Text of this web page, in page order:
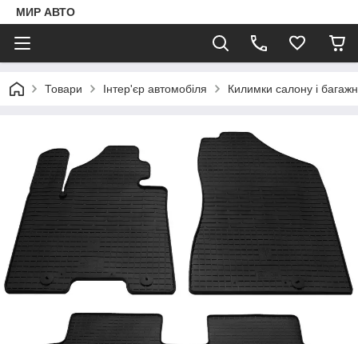
МИР АВТО
Товари Інтер'єр автомобіля Килимки салону і